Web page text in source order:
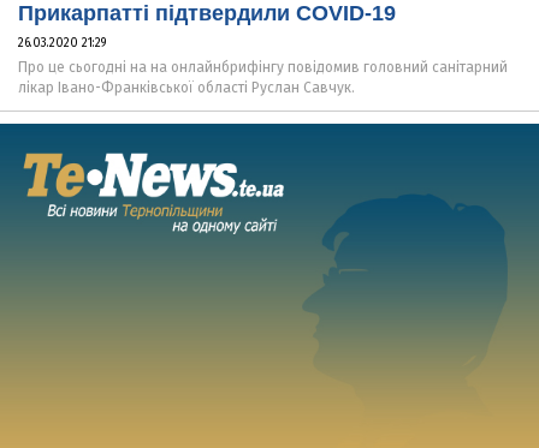
Прикарпатті підтвердили СОVID-19
26.03.2020 21:29
Про це сьогодні на на онлайнбрифінгу повідомив головний санітарний
лікар Івано-Франківської області Руслан Савчук.